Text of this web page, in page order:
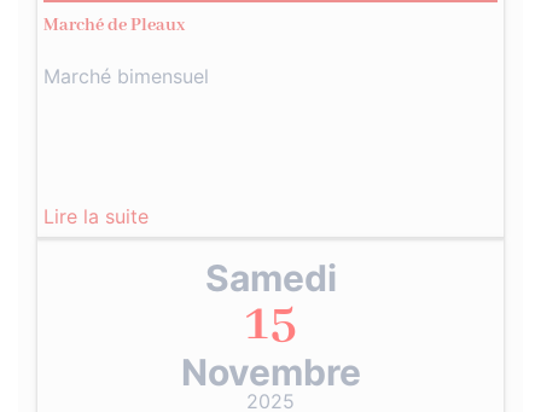
Marché de Pleaux
Marché bimensuel
Lire la suite
Samedi
15
Novembre
2025